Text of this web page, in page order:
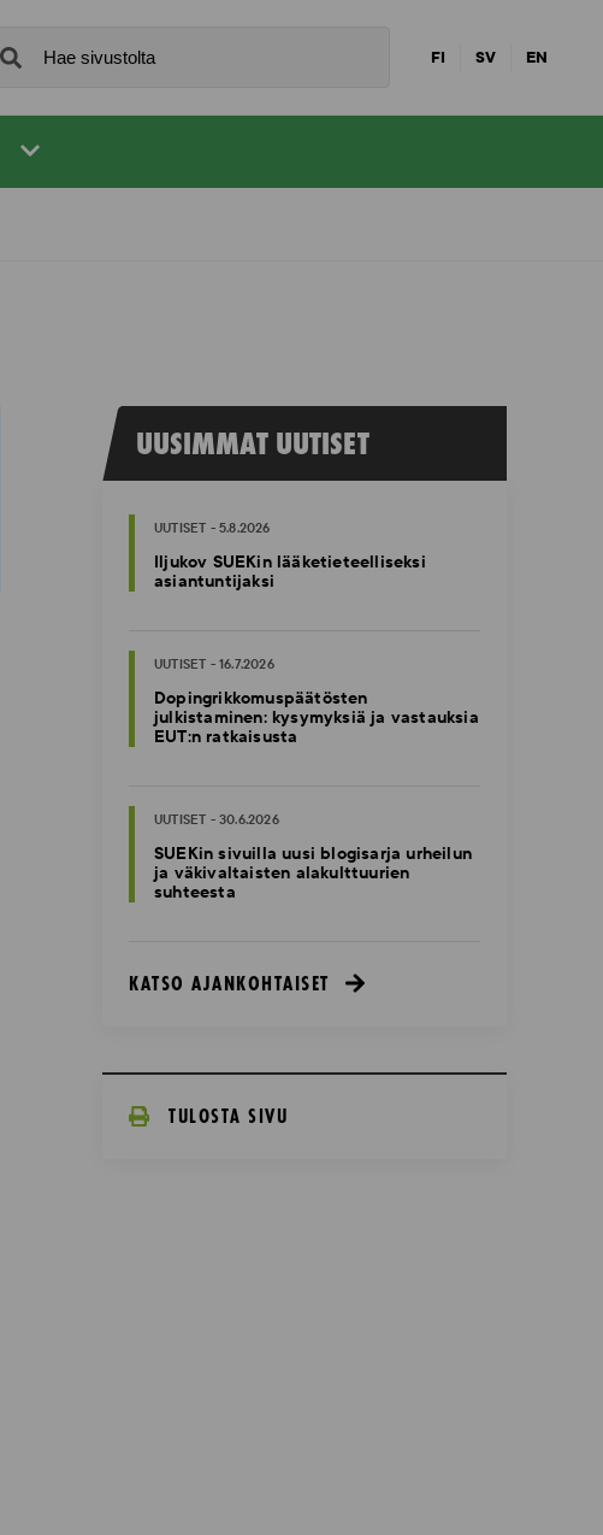
FI SV EN
UUSIMMAT UUTISET
UUTISET - 5.8.2026
Iljukov SUEKin lääketieteelliseksi
asiantuntijaksi
UUTISET - 16.7.2026
Dopingrikkomuspäätösten
julkistaminen: kysymyksiä ja vastauksia
EUT:n ratkaisusta
UUTISET - 30.6.2026
SUEKin sivuilla uusi blogisarja urheilun
ja väkivaltaisten alakulttuurien
suhteesta
KATSO AJANKOHTAISET
TULOSTA SIVU